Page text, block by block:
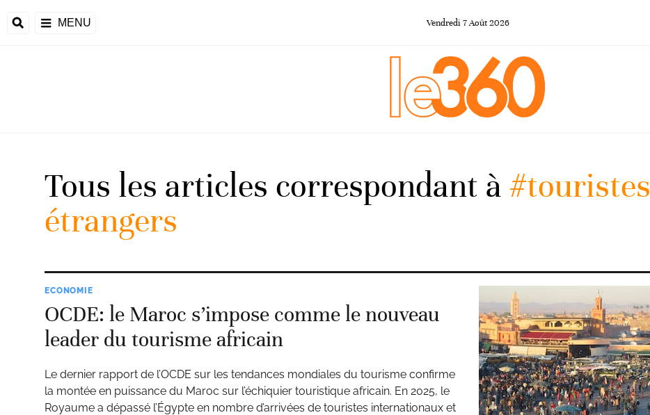
MENU Vendredi 7Août 2026
Tous les articles correspondant à #touristes
étrangers
ECONOMIE
OCDE: le Maroc s’impose comme le nouveau
leader du tourisme africain
Le dernier rapport de l’OCDE sur les tendances mondiales du tourisme confirme
la montée en puissance du Maroc sur l’échiquier touristique africain. En 2025, le
Royaume a dépassé l’Égypte en nombre d’arrivées de touristes internationaux et